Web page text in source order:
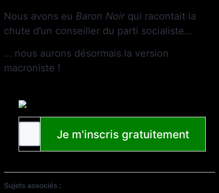
Nous avons eu Baron Noirqui racontait la
chute d’un conseiller du parti socialiste…
… nous aurons désormais la version
macroniste !
Sujets associés :